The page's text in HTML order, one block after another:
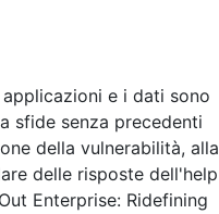
e i dati sono
sfide senza precedenti
della vulnerabilità, alla
delle risposte dell'help
Enterprise: Ridefining